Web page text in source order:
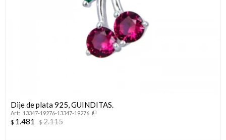
Dije de plata 925, GUINDITAS.
13347-19276-13347-19276
$ 1.481 $2.115